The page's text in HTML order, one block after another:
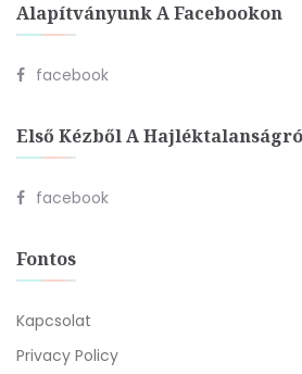
Alapítványunk A Facebookon
facebook
Első Kézből A
facebook
Fontos
Kapcsolat
Privacy Policy